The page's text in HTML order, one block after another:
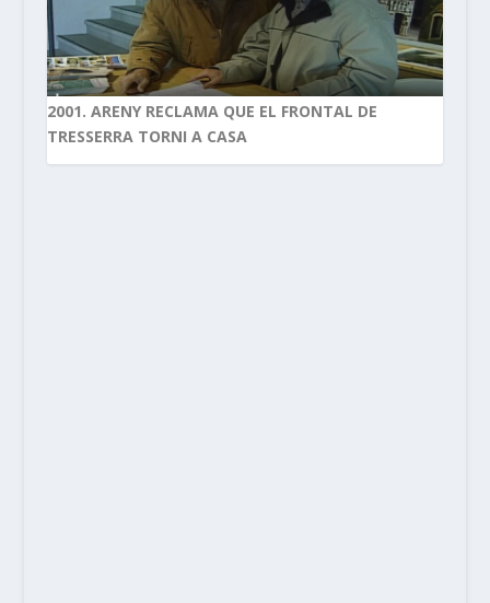
2001. ARENY RECLAMA QUE EL FRONTAL DE
TRESSERRA TORNI A CASA